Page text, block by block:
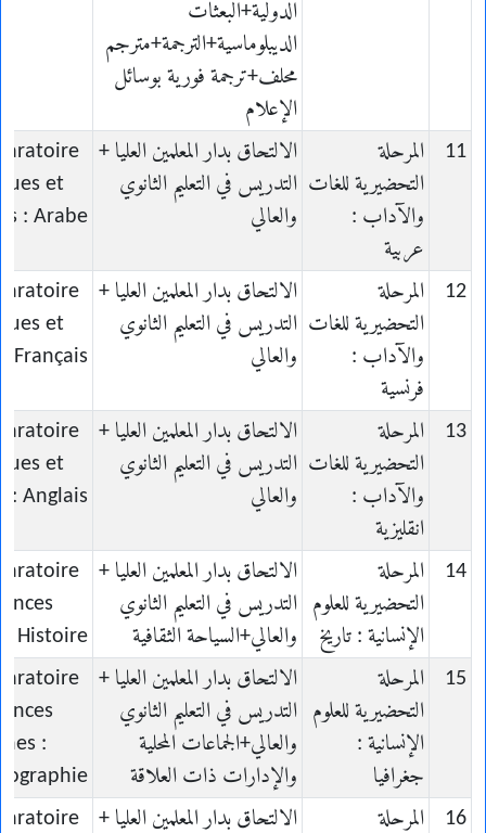
الدولية+البعثات
الديبلوماسية+الترجمة+مترجم
محلف+ترجمة فورية بوسائل
الإعلام
11
المرحلة
التحضيرية للغات
والآداب :
عربية
الالتحاق بدار المعلمين العليا +
التدريس في التعليم الثانوي
والعالي
et
: Arabe
12
المرحلة
التحضيرية للغات
والآداب :
فرنسية
الالتحاق بدار المعلمين العليا +
التدريس في التعليم الثانوي
والعالي
et
Français
13
المرحلة
التحضيرية للغات
والآداب :
انقليزية
الالتحاق بدار المعلمين العليا +
التدريس في التعليم الثانوي
والعالي
et
: Anglais
14
المرحلة
التحضيرية للعلوم
الإنسانية : تاريخ
الالتحاق بدار المعلمين العليا +
التدريس في التعليم الثانوي
والعالي+السياحة الثقافية
: Histoire
15
المرحلة
التحضيرية للعلوم
الإنسانية :
جغرافيا
الالتحاق بدار المعلمين العليا +
التدريس في التعليم الثانوي
والعالي+الجماعات المحلية
والإدارات ذات العلاقة
:
16
المرحلة الالتحاق بدار المعلمين العليا +